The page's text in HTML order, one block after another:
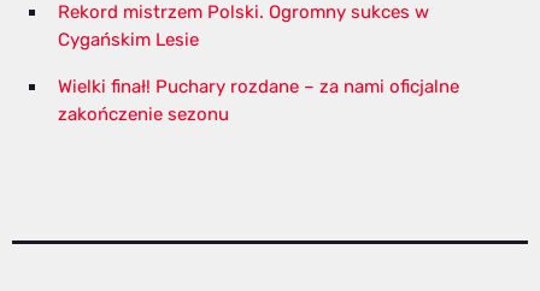
Rekord mistrzem Polski. Ogromny sukces w
Cygańskim Lesie
Wielki finał! Puchary rozdane – za nami oficjalne
zakończenie sezonu